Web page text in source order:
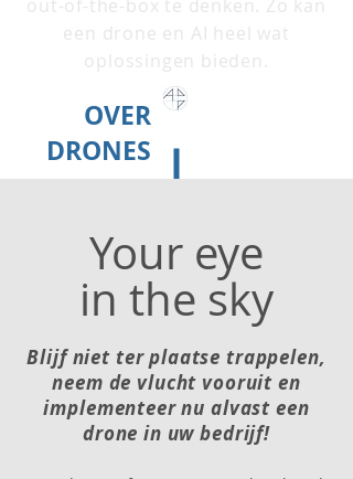
out-of-the-box te denken. Zo kan
een drone en AI heel wat
oplossingen bieden.
OVER
DRONES
Your eye
in the sky
Blijf niet ter plaatse trappelen,
neem de vlucht vooruit en
implementeer nu alvast een
drone in uw bedrijf!